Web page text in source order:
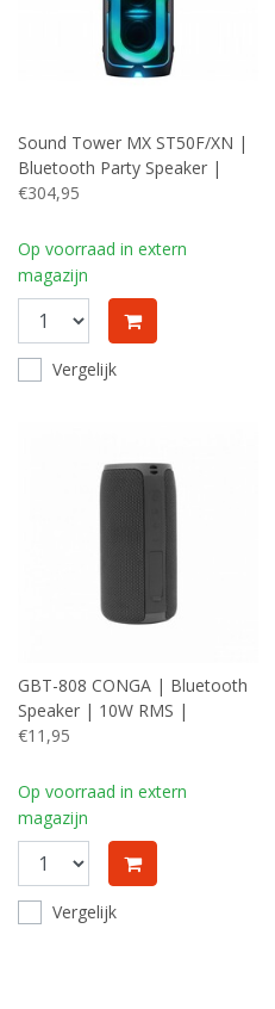
Sound Tower MX ST50F/XN |
Bluetooth Party Speaker |
240W | Tot 18 Uur Accuduur |
Karaoke & Party Lights+
€304,95
Op voorraad in extern
magazijn
Vergelijk
GBT-808 CONGA | Bluetooth
Speaker | 10W RMS |
1800mAh | Zwart
€11,95
Op voorraad in extern
magazijn
Vergelijk